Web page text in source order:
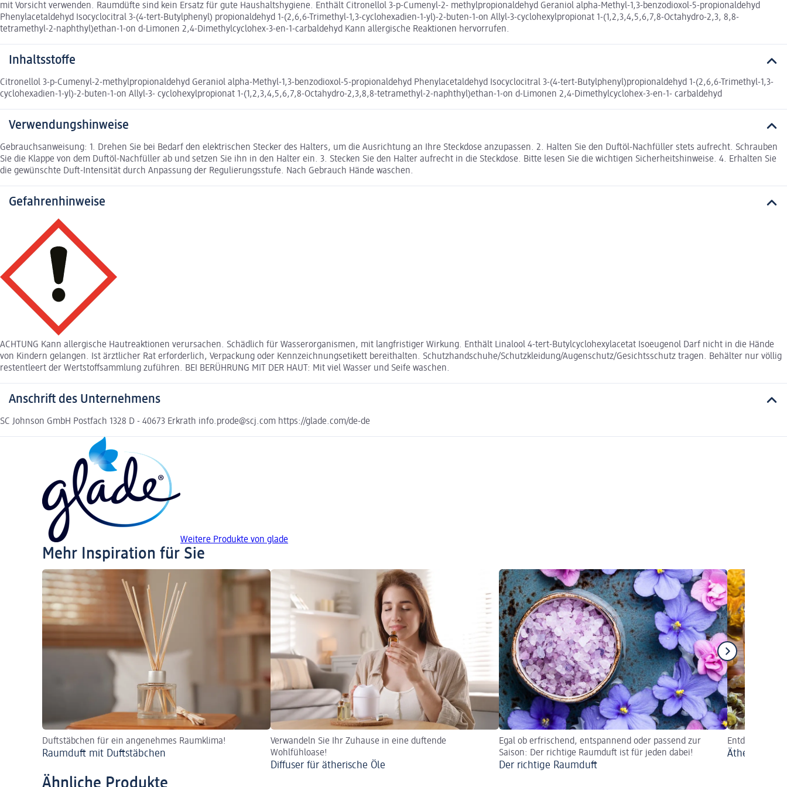
mit Vorsicht verwenden. Raumdüfte sind kein Ersatz für gute Haushaltshygiene. Enthält Citronellol 3-p-Cumenyl-2- methylpropionaldehyd Geraniol alpha-Methyl-1,3-benzodioxol-5-propionaldehyd
Phenylacetaldehyd Isocyclocitral 3-(4-tert-Butylphenyl) propionaldehyd 1-(2,6,6-Trimethyl-1,3-cyclohexadien-1-yl)-2-buten-1-on Allyl-3-cyclohexylpropionat 1-(1,2,3,4,5,6,7,8-Octahydro-2,3, 8,8-
tetramethyl-2-naphthyl)ethan-1-on d-Limonen 2,4-Dimethylcyclohex-3-en-1-carbaldehyd Kann allergische Reaktionen hervorrufen.
Inhaltsstoffe
Citronellol 3-p-Cumenyl-2-methylpropionaldehyd Geraniol alpha-Methyl-1,3-benzodioxol-5-propionaldehyd Phenylacetaldehyd Isocyclocitral 3-(4-tert-Butylphenyl)propionaldehyd 1-(2,6,6-Trimethyl-1,3-
cyclohexadien-1-yl)-2-buten-1-on Allyl-3- cyclohexylpropionat 1-(1,2,3,4,5,6,7,8-Octahydro-2,3,8,8-tetramethyl-2-naphthyl)ethan-1-on d-Limonen 2,4-Dimethylcyclohex-3-en-1- carbaldehyd
Verwendungshinweise
Gebrauchsanweisung: 1. Drehen Sie bei Bedarf den elektrischen Stecker des Halters, um die Ausrichtung an Ihre Steckdose anzupassen. 2. Halten Sie den Duftöl-Nachfüller stets aufrecht. Schrauben
Sie die Klappe von dem Duftöl-Nachfüller ab und setzen Sie ihn in den Halter ein. 3. Stecken Sie den Halter aufrecht in die Steckdose. Bitte lesen Sie die wichtigen Sicherheitshinweise. 4. Erhalten Sie
die gewünschte Duft-Intensität durch Anpassung der Regulierungsstufe. Nach Gebrauch Hände waschen.
Gefahrenhinweise
ACHTUNG Kann allergische Hautreaktionen verursachen. Schädlich für Wasserorganismen, mit langfristiger Wirkung. Enthält Linalool 4-tert-Butylcyclohexylacetat Isoeugenol Darf nicht in die Hände
von Kindern gelangen. Ist ärztlicher Rat erforderlich, Verpackung oder Kennzeichnungsetikett bereithalten. Schutzhandschuhe/Schutzkleidung/Augenschutz/Gesichtsschutz tragen. Behälter nur völlig
restentleert der Wertstoffsammlung zuführen. BEI BERÜHRUNG MIT DER HAUT: Mit viel Wasser und Seife waschen.
Anschrift des Unternehmens
SC Johnson GmbH Postfach 1328 D - 40673 Erkrath info.prode@scj.com https://glade.com/de-de
Weitere Produkte von glade
Mehr Inspiration für Sie
Duftstäbchen für ein angenehmes Raumklima!
Raumduft mit Duftstäbchen
Verwandeln Sie Ihr Zuhause in eine duftende
Wohlfühloase!
Diffuser für ätherische Öle
Egal ob erfrischend, entspannend oder passend zur
Saison: Der richtige Raumduft ist für jeden dabei!
Der richtige Raumduft
Entdecken Sie
Ätherische
Ähnliche Produkte